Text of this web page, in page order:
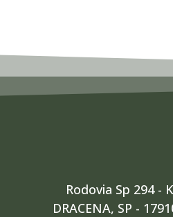
Rodovia Sp 294 -
DRACENA, SP -